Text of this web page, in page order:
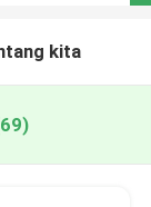
kita